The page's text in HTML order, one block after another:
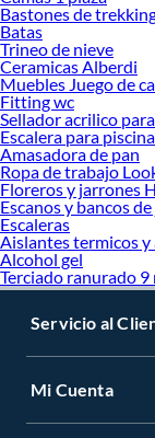
Bastones de
Batas
Trineo de nieve
Ceramicas Alberdi
Muebles Juego de
Fitting wc
Sellador acrilico
Escalera para piscina
Amasadora de pan
Ropa de trabajo
Floreros y jarrones
Escanos y bancos
Escaleras
Aislantes termicos
Alcohol gel
Terciado ranurado 9
Servicio al
Mi Cuenta